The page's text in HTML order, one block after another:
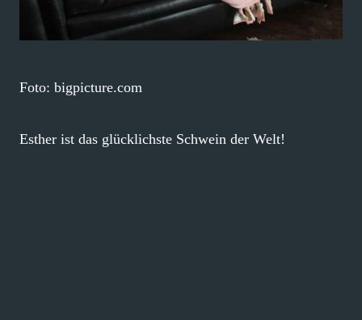
Foto: bigpicture.com
Esther ist das glücklichste Schwein der Welt!